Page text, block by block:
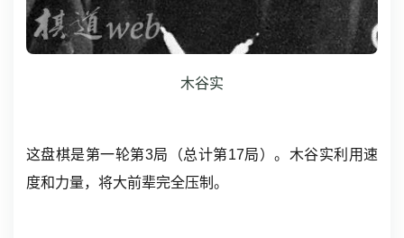
木谷实
这盘棋是第一轮第3局（总计第17局）。木谷实利用速
度和力量，将大前辈完全压制。